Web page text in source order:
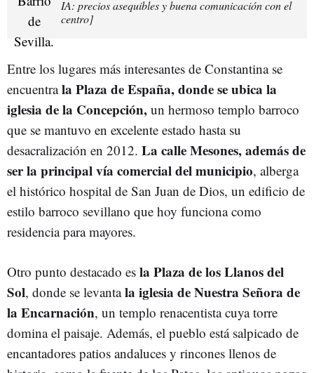
IA: precios asequibles y buena comunicación con el
centro]
Entre los lugares más interesantes de Constantina se
encuentrala Plaza de España, donde se ubica la
iglesia de la Concepción, un hermoso templo barroco
que se mantuvo en excelente estado hasta su
desacralización en 2012. La calle Mesones, además de
ser la principal vía comercial del municipio, alberga
el histórico hospital de San Juan de Dios, un edificio de
estilo barroco sevillano que hoy funciona como
residencia para mayores.
Otro punto destacado es la Plaza de los Llanos del
Sol, donde se levantala iglesia de Nuestra Señora de
la Encarnación, un templo renacentista cuya torre
domina el paisaje. Además, el pueblo está salpicado de
encantadores patios andaluces y rincones llenos de